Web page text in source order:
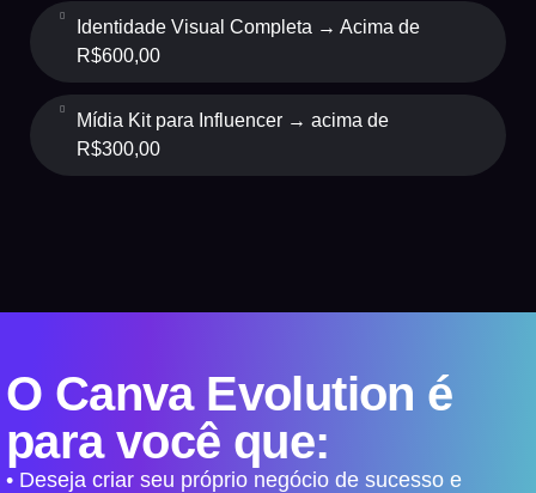
Identidade Visual Completa → Acima de
R$600,00
Mídia Kit para Influencer → acima de
R$300,00
O Canva Evolution é
para você que:
• Deseja criar seu próprio negócio de sucesso e